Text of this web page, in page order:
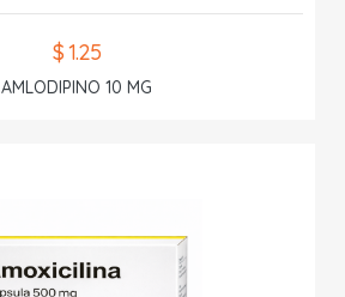
$ 1.25
AMLODIPINO 10 MG